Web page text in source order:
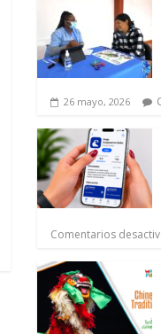
26 mayo, 2026
Comentarios